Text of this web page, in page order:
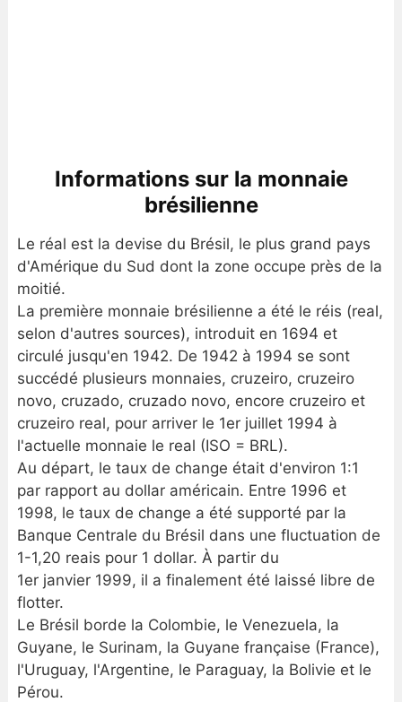
Informations sur la monnaie
brésilienne
Le réal est la devise du Brésil, le plus grand pays
d'Amérique du Sud dont la zone occupe près de la
moitié.
La première monnaie brésilienne a été le réis (real,
selon d'autres sources), introduit en 1694 et
circulé jusqu'en 1942. De 1942 à 1994 se sont
succédé plusieurs monnaies, cruzeiro, cruzeiro
novo, cruzado, cruzado novo, encore cruzeiro et
cruzeiro real, pour arriver le 1er juillet 1994 à
l'actuelle monnaie le real (ISO = BRL).
Au départ, le taux de change était d'environ 1:1
par rapport au dollar américain. Entre 1996 et
1998, le taux de change a été supporté par la
Banque Centrale du Brésil dans une fluctuation de
1-1,20 reais pour 1 dollar. À partir du
1er janvier 1999, il a finalement été laissé libre de
flotter.
Le Brésil borde la Colombie, le Venezuela, la
Guyane, le Surinam, la Guyane française (France),
l'Uruguay, l'Argentine, le Paraguay, la Bolivie et le
Pérou.